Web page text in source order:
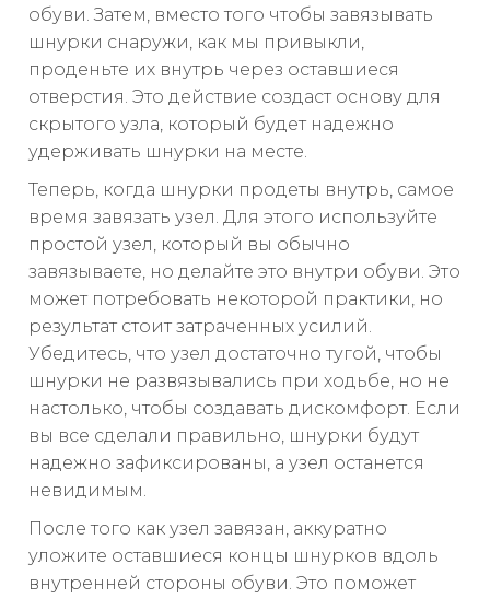
обуви. Затем, вместо того чтобы завязывать
шнурки снаружи, как мы привыкли,
проденьте их внутрь через оставшиеся
отверстия. Это действие создаст основу для
скрытого узла, который будет надежно
удерживать шнурки на месте.
Теперь, когда шнурки продеты внутрь, самое
время завязать узел. Для этого используйте
простой узел, который вы обычно
завязываете, но делайте это внутри обуви. Это
может потребовать некоторой практики, но
результат стоит затраченных усилий.
Убедитесь, что узел достаточно тугой, чтобы
шнурки не развязывались при ходьбе, но не
настолько, чтобы создавать дискомфорт. Если
вы все сделали правильно, шнурки будут
надежно зафиксированы, а узел останется
невидимым.
После того как узел завязан, аккуратно
уложите оставшиеся концы шнурков вдоль
внутренней стороны обуви. Это поможет